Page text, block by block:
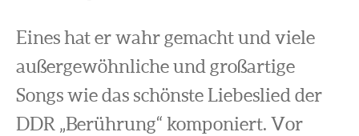
Eines hat er wahr gemacht und viele
außergewöhnliche und großartige
Songs wie das schönste Liebeslied der
DDR „Berührung“ komponiert. Vor